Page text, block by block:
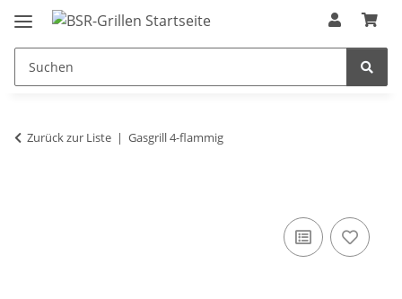
Zurück zur Liste Gasgrill 4-flammig